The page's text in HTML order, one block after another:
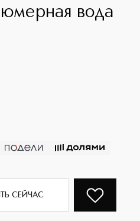
вода
СЕЙЧАС